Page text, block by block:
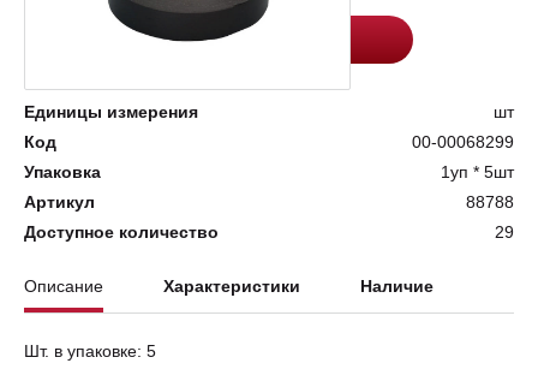
Добавить в корзину
Единицы измерения
шт
Код
00-00068299
Упаковка
1уп * 5шт
Артикул
88788
Доступное количество
29
Описание Характеристики Наличие
Шт. в упаковке: 5